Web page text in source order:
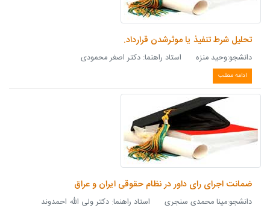
تحلیل شرط تنفیذ یا موثرشدن قرارداد.
دانشجو:وحید منزه استاد راهنما: دکتر اصغر محمودی
ادامه مطلب
ضمانت اجرای رای داور در نظام حقوقی ایران و عراق
دانشجو:مینا محمدی سنجری استاد راهنما: دکتر ولی الله احمدوند